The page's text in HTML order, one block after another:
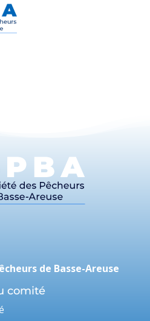
de Basse-Areuse
comité